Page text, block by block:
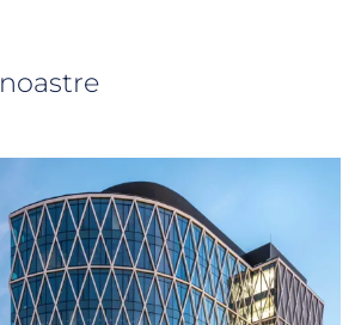
noastre